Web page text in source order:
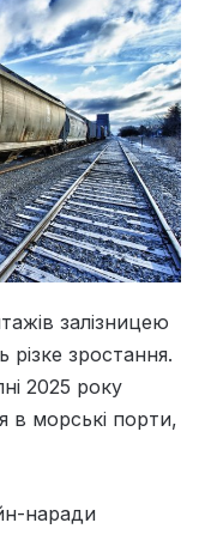
залізницею
зростання.
2025 року
в морські порти,
наради